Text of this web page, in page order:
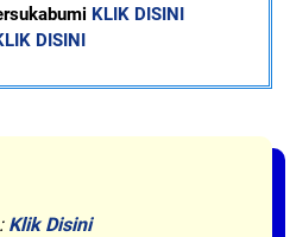
KLIK DISINI
DISINI
: Klik Disini